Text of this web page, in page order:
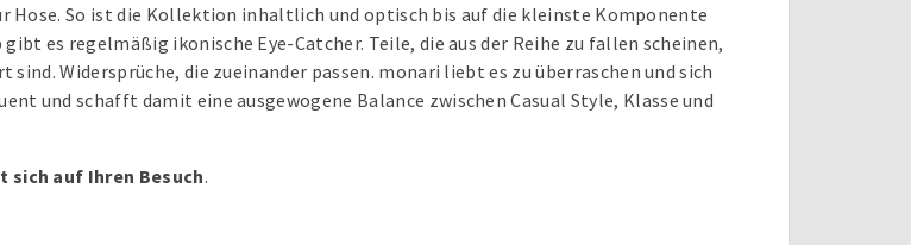
So ist die Kollektion inhaltlich und optisch bis auf die kleinste Komponente
es regelmäßig ikonische Eye-Catcher. Teile, die aus der Reihe zu fallen scheinen,
Widersprüche, die zueinander passen. monari liebt es zu überraschen und sich
und schafft damit eine ausgewogene Balance zwischen Casual Style, Klasse und
sich auf Ihren Besuch.